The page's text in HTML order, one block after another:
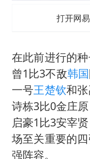
打开网
在此前进行的
曾1比3不敌韩国
一号王楚钦和
诗栋3比0金庄原
启豪1比3安宰
场至关重要的
强阵容。